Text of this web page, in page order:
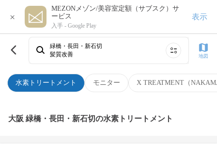
×
MEZONメゾン/美容室定額（サブスク）サ
ービス
入手 - Google Play
表示
水素トリートメント モニター X TREATMENT（
緑橋・長田・新石切
髪質改善
地図
大阪 緑橋・長田・新石切の水素トリートメント